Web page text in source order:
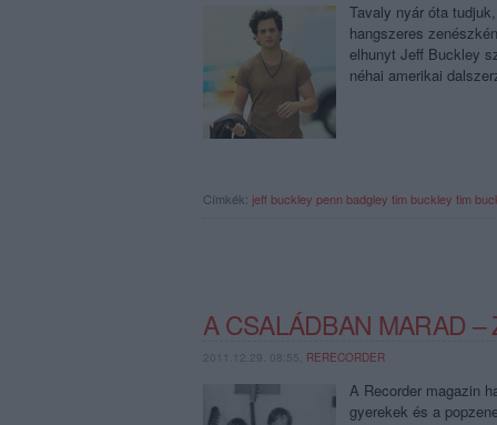
Tavaly nyár óta
hangszeres
elhunyt Jeff Buckley
néhai amerikai
Címkék: jeff buckley penn badgley tim buckley tim
A CSALÁDBAN MARAD
2011.12.29. 08:55, RERECORDER
A Recorder magazin
gyerekek és a